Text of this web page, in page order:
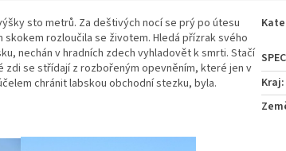
sto metrů. Za deštivých nocí se prý po útesu
rozloučila se životem. Hledá přízrak svého
nechán v hradních zdech vyhladovět k smrti. Stačí
zdi se střídají z rozbořeným opevněním, které jen v
chránit labskou obchodní stezku, byla.
Kraj: